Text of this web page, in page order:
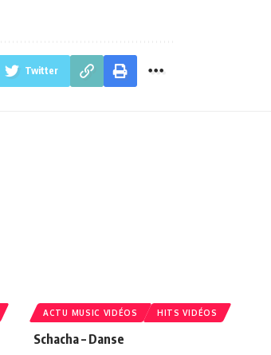
Twitter
ACTU MUSIC VIDÉOS HITS VIDÉOS
Schacha – Danse